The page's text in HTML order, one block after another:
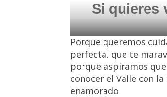
Si quieres
Porque queremos
perfecta, que te
porque aspiramos
conocer el Valle con
enamorado